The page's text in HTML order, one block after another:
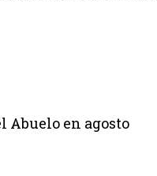
Abuelo en agosto